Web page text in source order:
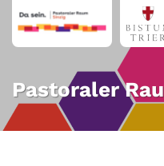
Zum Inhalt springen
Pastoraler